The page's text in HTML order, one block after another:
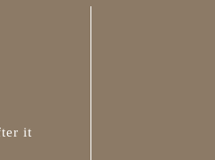
百达翡丽售后服务中心（需提前
提前预约）
it